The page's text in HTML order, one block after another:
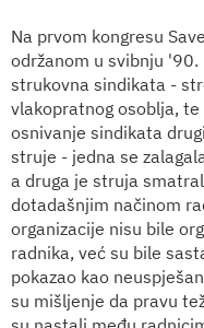
Na prvom kongresu
održanom u svibnju '90.
strukovna sindikata -
vlakopratnog osoblja,
osnivanje sindikata
struje - jedna se
a druga je struja
dotadašnjim načinom
organizacije nisu bile
radnika, već su bile
pokazao kao
su mišljenje da pravu